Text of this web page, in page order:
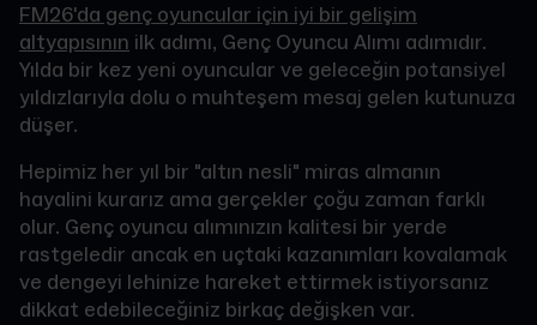
FM26'da genç oyuncular için iyi bir gelişim
altyapısının ilk adımı, Genç Oyuncu Alımı adımıdır.
Yılda bir kez yeni oyuncular ve geleceğin potansiyel
yıldızlarıyla dolu o muhteşem mesaj gelen kutunuza
düşer.
Hepimiz her yıl bir "altın nesli" miras almanın
hayalini kurarız ama gerçekler çoğu zaman farklı
olur. Genç oyuncu alımınızın kalitesi bir yerde
rastgeledir ancak en uçtaki kazanımları kovalamak
ve dengeyi lehinize hareket ettirmek istiyorsanız
dikkat edebileceğiniz birkaç değişken var.